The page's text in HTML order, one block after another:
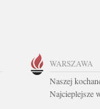
WARSZAWA
Naszej
Najcieplejsze